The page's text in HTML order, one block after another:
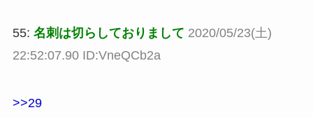
55: 名刺は切らしておりまして 2020/05/23(土)
22:52:07.90 ID:VneQCb2a
>>29